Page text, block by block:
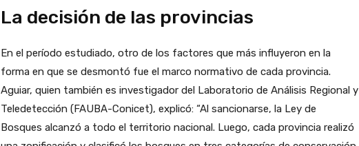
La decisión de las provincias
En el período estudiado, otro de los factores que más influyeron en la
forma en que se desmontó fue el marco normativo de cada provincia.
Aguiar, quien también es investigador del Laboratorio de Análisis Regional y
Teledetección (FAUBA-Conicet), explicó: “Al sancionarse, la Ley de
Bosques alcanzó a todo el territorio nacional. Luego, cada provincia realizó